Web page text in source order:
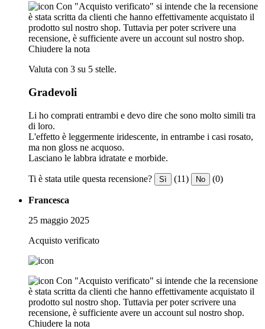
Con "Acquisto verificato" si intende che la recensione
è stata scritta da clienti che hanno effettivamente acquistato il
prodotto sul nostro shop. Tuttavia per poter scrivere una
recensione, è sufficiente avere un account sul nostro shop.
Chiudere la nota
Valuta con 3 su 5 stelle.
Gradevoli
Li ho comprati entrambi e devo dire che sono molto simili tra
di loro.
L'effetto è leggermente iridescente, in entrambe i casi rosato,
ma non gloss ne acquoso.
Lasciano le labbra idratate e morbide.
Ti è stata utile questa recensione? Sì (11) No (0)
Francesca
25 maggio 2025
Acquisto verificato
Con "Acquisto verificato" si intende che la recensione
è stata scritta da clienti che hanno effettivamente acquistato il
prodotto sul nostro shop. Tuttavia per poter scrivere una
recensione, è sufficiente avere un account sul nostro shop.
Chiudere la nota